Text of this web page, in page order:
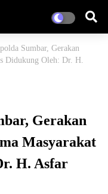
Sumbar, Gerakan
Didukung Oleh: Dr. H.
Gerakan
Masyarakat
H. Asfar